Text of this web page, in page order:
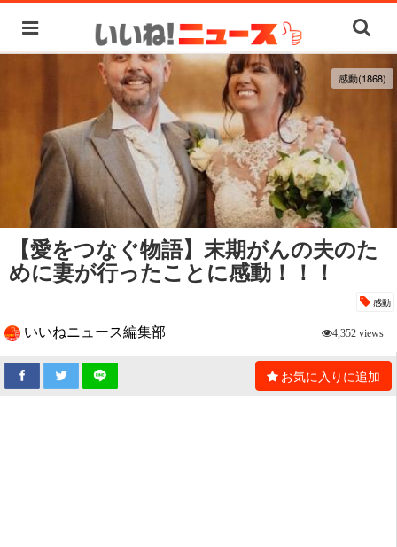
感動(1868)
【愛をつなぐ物語】末期がんの夫のた
めに妻が行ったことに感動！！！
感動
いいねニュース編集部 4,352 views
お気に入りに追加